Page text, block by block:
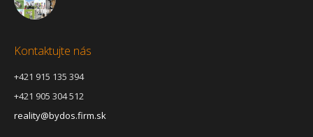
Kontaktujte nás
+421 915 135 394
+421 905 304 512
reality@bydos.firm.sk